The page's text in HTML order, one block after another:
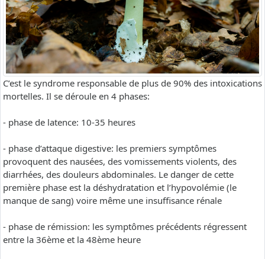
C’est le syndrome responsable de plus de 90% des intoxications
mortelles. Il se déroule en 4 phases:
- phase de latence: 10-35 heures
- phase d’attaque digestive: les premiers symptômes
provoquent des nausées, des vomissements violents, des
diarrhées, des douleurs abdominales. Le danger de cette
première phase est la déshydratation et l’hypovolémie (le
manque de sang) voire même une insuffisance rénale
- phase de rémission: les symptômes précédents régressent
entre la 36ème et la 48ème heure